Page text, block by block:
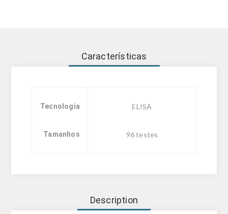
Características
Tecnologia ELISA
Tamanhos 96 testes
Description